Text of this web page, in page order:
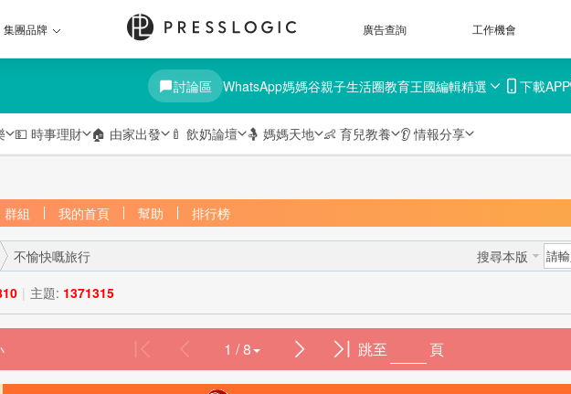
集團品牌 廣告查詢 工作機會
討論區 WhatsApp媽媽谷親子生活圈教育王國編輯精選 下載APP
💵 時事理財 🏠 由家出發 🍼 飲奶論壇 🤱 媽媽天地 👶 育兒教養 👂 情報分享
群組 我的首頁 幫助 排行榜
搜尋本版
不愉快嘅旅行
| 主題: 1371315
1 / 8 跳至 頁